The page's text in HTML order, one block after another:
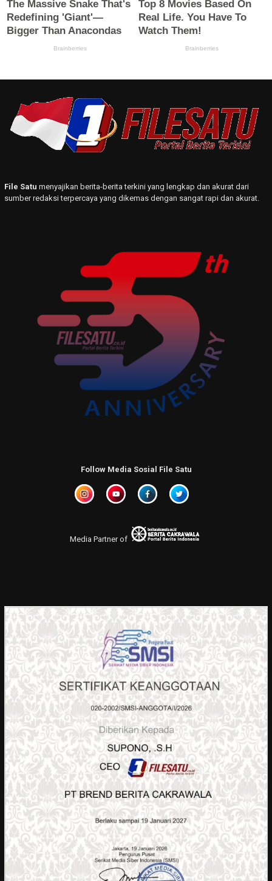
File Satu menyajikan berita-berita terkini yang lengkap dan akurat dari
sumber redaksi terpercaya yang dikemas dengan sangat rapi dan akurat.
Follow Media Sosial File Satu
Media Partner of